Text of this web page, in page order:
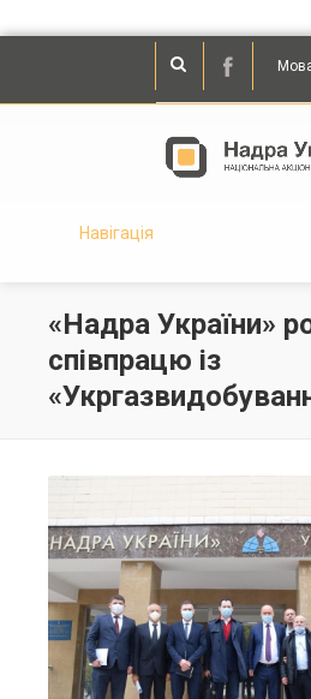
Навігація
«Надра України»
співпрацю із